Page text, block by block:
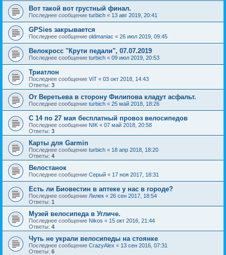
Вот такой вот грустный финал.
Последнее сообщение turbich « 13 авг 2019, 20:41
GPSies закрывается
Последнее сообщение oldmaniac « 26 июл 2019, 09:45
Велокросс "Крути педали", 07.07.2019
Последнее сообщение turbich « 09 июл 2019, 20:53
Триатлон
Последнее сообщение ViT « 03 окт 2018, 14:43
Ответы: 3
От Веретьева в сторону Филипова кладут асфальт.
Последнее сообщение turbich « 25 май 2018, 18:26
С 14 по 27 мая бесплатный провоз велосипедов
Последнее сообщение NIK « 07 май 2018, 20:58
Ответы: 3
Карты для Garmin
Последнее сообщение turbich « 18 апр 2018, 18:20
Ответы: 4
Велостанок
Последнее сообщение Серый « 17 ноя 2017, 18:31
Есть ли Биовестин в аптеке у нас в городе?
Последнее сообщение Лилек « 26 сен 2017, 18:54
Ответы: 1
Музей велосипеда в Угличе.
Последнее сообщение Nikos « 15 окт 2016, 21:44
Ответы: 4
Чуть не украли велосипеды на стоянке
Последнее сообщение CrazyAlex « 13 сен 2016, 07:31
Ответы: 6